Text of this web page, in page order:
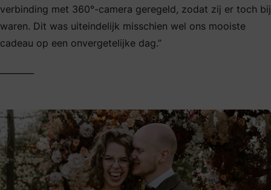
verbinding met 360°-camera geregeld, zodat zij er toch bij
waren. Dit was uiteindelijk misschien wel ons mooiste
cadeau op een onvergetelijke dag.”